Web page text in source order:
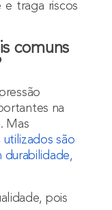
e traga riscos
comuns
na
Mas
utilizados são
durabilidade,
pois